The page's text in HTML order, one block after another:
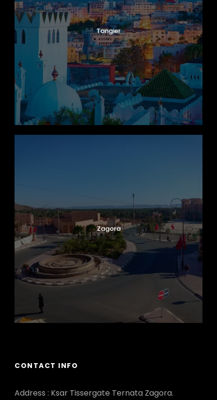
Tangier
Zagora
CONTACT INFO
Address : Ksar Tissergate Ternata Zagora.